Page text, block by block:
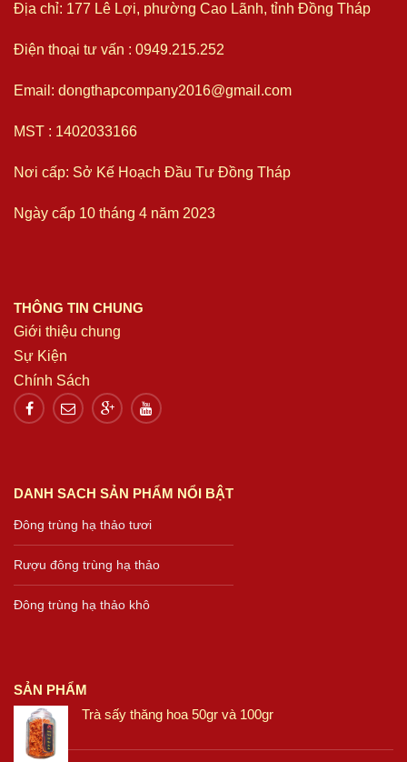
Địa chỉ: 177 Lê Lợi, phường Cao Lãnh, tỉnh Đồng Tháp
Điện thoại tư vấn : 0949.215.252
Email: dongthapcompany2016@gmail.com
MST : 1402033166
Nơi cấp: Sở Kế Hoạch Đầu Tư Đồng Tháp
Ngày cấp 10 tháng 4 năm 2023
THÔNG TIN CHUNG
Giới thiệu chung
Sự Kiện
Chính Sách
DANH SACH SẢN PHẨM NỔI BẬT
Đông trùng hạ thảo tươi
Rượu đông trùng hạ thảo
Đông trùng hạ thảo khô
SẢN PHẨM
Trà sấy thăng hoa 50gr và 100gr